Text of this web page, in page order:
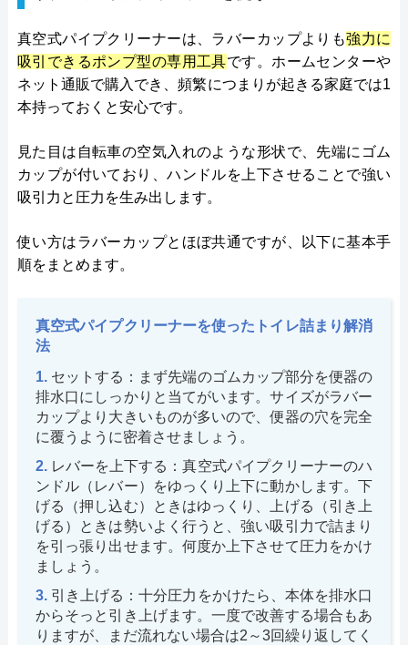
真空式パイプクリーナーは、ラバーカップよりも強力に
吸引できるポンプ型の専用工具です。ホームセンターや
ネット通販で購入でき、頻繁につまりが起きる家庭では1
本持っておくと安心です。
見た目は自転車の空気入れのような形状で、先端にゴム
カップが付いており、ハンドルを上下させることで強い
吸引力と圧力を生み出します​。
使い方はラバーカップとほぼ共通ですが、以下に基本手
順をまとめます。
真空式パイプクリーナーを使ったトイレ詰まり解消
法
セットする：まず先端のゴムカップ部分を便器の
排水口にしっかりと当てがいます。サイズがラバー
カップより大きいものが多いので、便器の穴を完全
に覆うように密着させましょう。
レバーを上下する：真空式パイプクリーナーのハ
ンドル（レバー）をゆっくり上下に動かします。下
げる（押し込む）ときはゆっくり、上げる（引き上
げる）ときは勢いよく行うと、強い吸引力で詰まり
を引っ張り出せます。何度か上下させて圧力をかけ
ましょう。
引き上げる：十分圧力をかけたら、本体を排水口
からそっと引き上げます。一度で改善する場合もあ
りますが、まだ流れない場合は2～3回繰り返してく